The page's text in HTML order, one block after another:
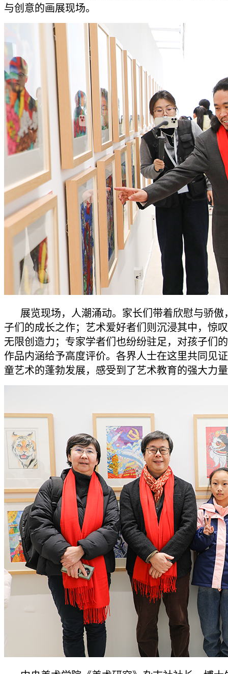
与创意的画展现场。
展览现场，人潮涌动。家长们带着欣慰与骄傲
子们的成长之作；艺术爱好者们则沉浸其中，惊
无限创造力；专家学者们也纷纷驻足，对孩子们
作品内涵给予高度评价。各界人士在这里共同见
童艺术的蓬勃发展，感受到了艺术教育的强大力